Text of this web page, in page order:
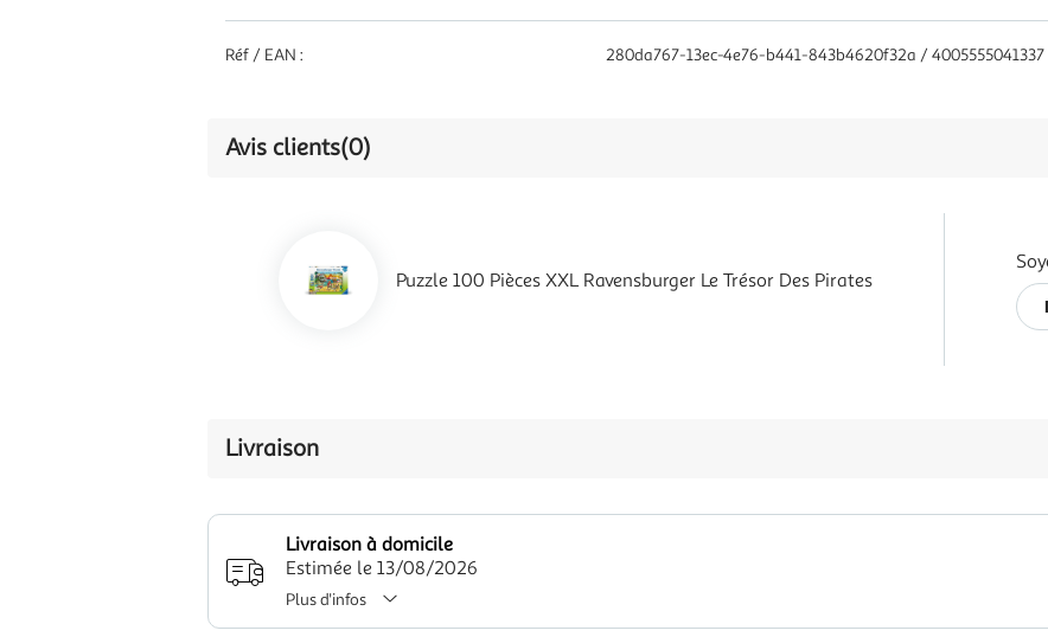
Réf / EAN : 280da767-13ec-4e76-b441-843b4620f32a / 4005555041337
Avis clients(0)
Puzzle 100 Pièces XXL Ravensburger Le Trésor Des Pirates
Livraison
Livraison à domicile
Estimée le 13/08/2026
Plus d'infos